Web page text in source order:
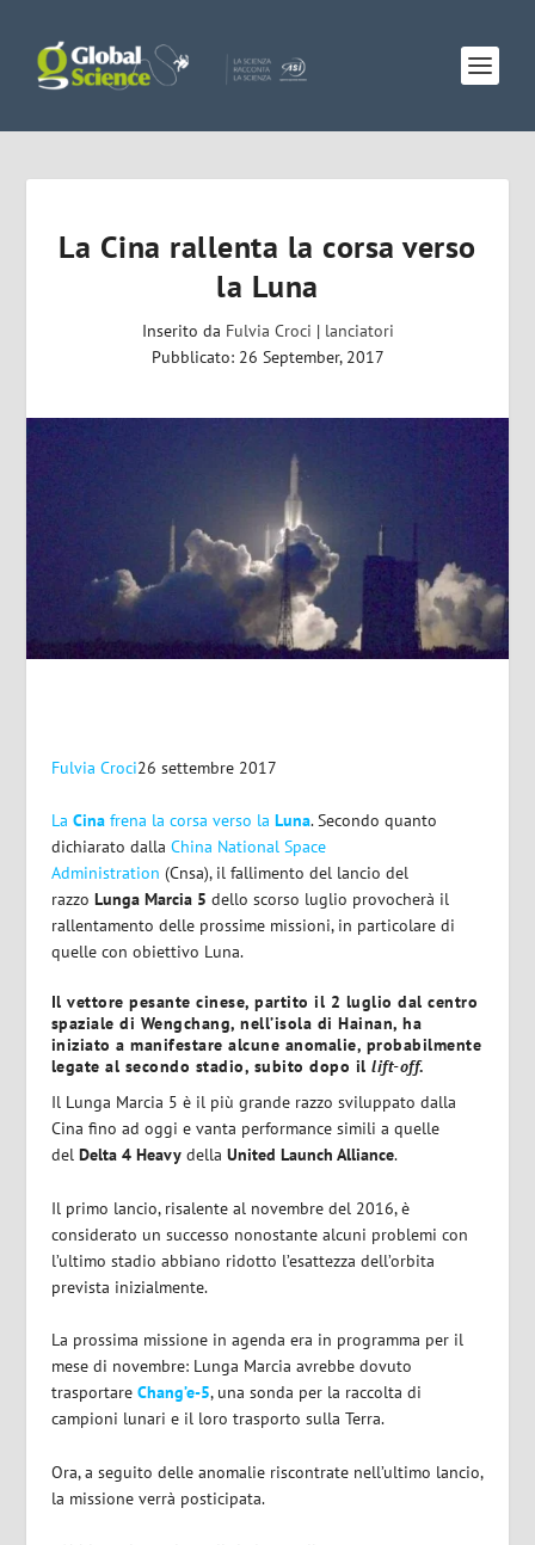
La Cina rallenta la corsa verso
la Luna
Inserito da Fulvia Croci | lanciatori
Pubblicato: 26 September, 2017
Fulvia Croci26 settembre 2017
La Cinafrena la corsa verso la Luna. Secondo quanto
dichiarato dalla China National Space
Administration (Cnsa), il fallimento del lancio del
razzo Lunga Marcia 5 dello scorso luglio provocherà il
rallentamento delle prossime missioni, in particolare di
quelle con obiettivo Luna.
Il vettore pesante cinese, partito il 2 luglio dal centro
spaziale di Wengchang, nell’isola di Hainan, ha
iniziato a manifestare alcune anomalie, probabilmente
legate al secondo stadio, subito dopo illift-off.
Il Lunga Marcia 5 è il più grande razzo sviluppato dalla
Cina fino ad oggi e vanta performance simili a quelle
del Delta 4 Heavydella United Launch Alliance.
Il primo lancio, risalente al novembre del 2016, è
considerato un successo nonostante alcuni problemi con
l’ultimo stadio abbiano ridotto l’esattezza dell’orbita
prevista inizialmente.
La prossima missione in agenda era in programma per il
mese di novembre: Lunga Marcia avrebbe dovuto
trasportare Chang’e-5, una sonda per la raccolta di
campioni lunari e il loro trasporto sulla Terra.
Ora, a seguito delle anomalie riscontrate nell’ultimo lancio,
la missione verrà posticipata.